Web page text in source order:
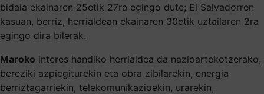
bidaia ekainaren 25etik 27ra egingo dute; El Salvadorren
kasuan, berriz, herrialdean ekainaren 30etik uztailaren 2ra
egingo dira bilerak.
Maroko interes handiko herrialdea da nazioartekotzerako,
bereziki azpiegiturekin eta obra zibilarekin, energia
berriztagarriekin, telekomunikazioekin, urarekin,